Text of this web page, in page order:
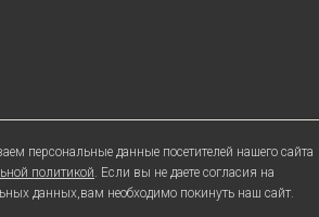
персональные данные посетителей нашего сайта
политикой. Если вы не даете согласия на
данных,вам необходимо покинуть наш сайт.